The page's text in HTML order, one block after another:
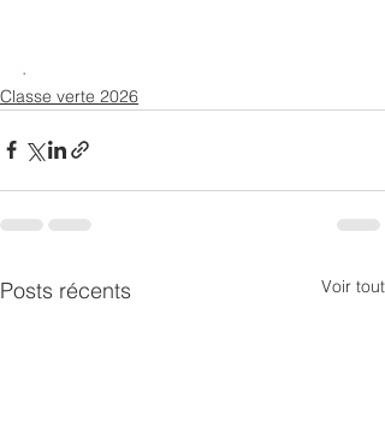
.
Classe verte 2026
Posts récents Voir tout